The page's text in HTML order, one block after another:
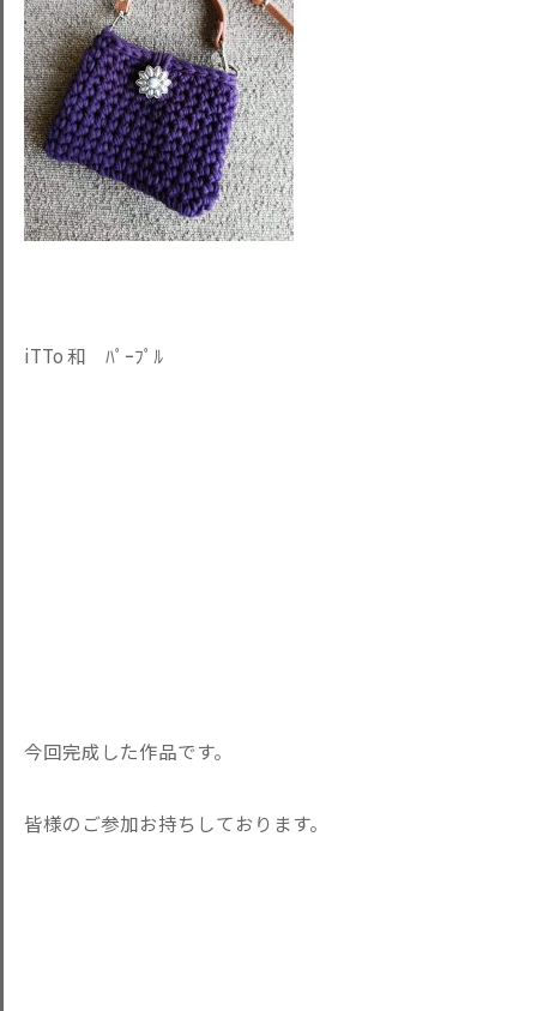
iTTo 和 ﾊﾟｰﾌﾟﾙ
今回完成した作品です。
皆様のご参加お持ちしております。